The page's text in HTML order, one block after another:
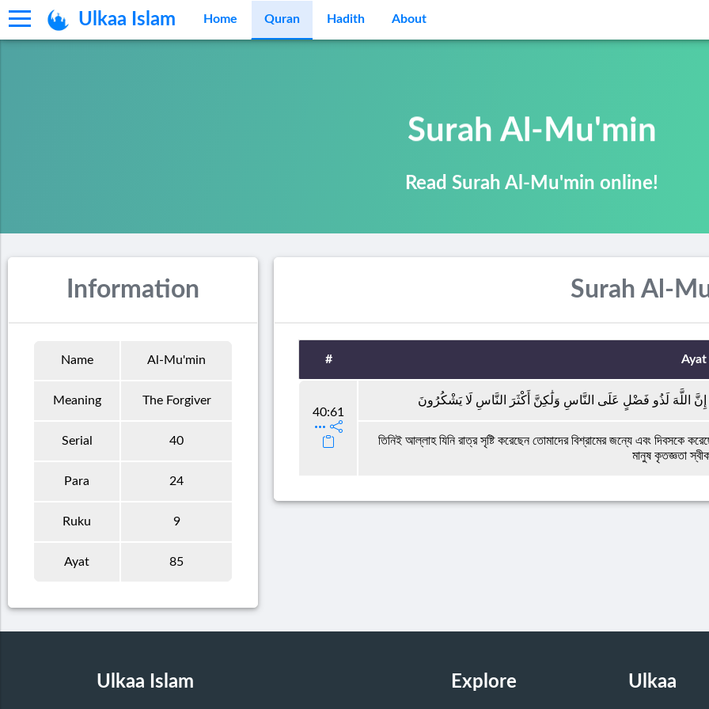
Ulkaa Islam Home Quran Hadith About
Surah Al-Mu'min
Read Surah Al-Mu'min online!
Information
Name Al-Mu'min
Meaning The Forgiver
Serial 40
Para 24
Ruku 9
Ayat 85
Surah Al-
# Ayat
40:61
إِنَّ اللَّهَ لَذُو فَضْلٍ عَلَى النَّاسِ وَلَٰكِنَّ أَكْثَرَ النَّاسِ لَا يَشْكُرُونَ
তিনিই আল্লাহ যিনি রাত্র সৃষ্টি করেছেন তোমাদের বিশ্রামের জন্যে এবং দিবসকে
মানুষ কৃতজ্ঞতা
Ulkaa Islam Explore Ulkaa